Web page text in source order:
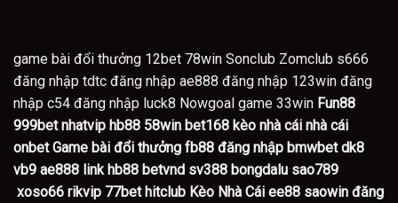
game bài đổi thưởng 12bet 78win Sonclub Zomclub s666
đăng nhập tdtc đăng nhập ae888 đăng nhập 123win đăng
nhập c54 đăng nhập luck8 Nowgoal game 33win Fun88
999bet nhatvip hb88 58win bet168 kèo nhà cái nhà cái
onbet Game bài đổi thưởng fb88 đăng nhập bmwbet dk8
vb9 ae888 link hb88 betvnd sv388 bongdalu sao789
xoso66 rikvip 77bet hitclub Kèo Nhà Cái ee88 saowin đăng